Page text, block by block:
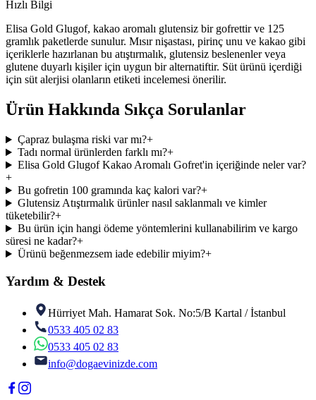
Hızlı Bilgi
Elisa Gold Glugof, kakao aromalı glutensiz bir gofrettir ve 125
gramlık paketlerde sunulur. Mısır nişastası, pirinç unu ve kakao gibi
içeriklerle hazırlanan bu atıştırmalık, glutensiz beslenenler veya
glutene duyarlı kişiler için uygun bir alternatiftir. Süt ürünü içerdiği
için süt alerjisi olanların etiketi incelemesi önerilir.
Ürün Hakkında Sıkça Sorulanlar
Çapraz bulaşma riski var mı?+
Tadı normal ürünlerden farklı mı?+
Elisa Gold Glugof Kakao Aromalı Gofret'in içeriğinde neler var?
+
Bu gofretin 100 gramında kaç kalori var?+
Glutensiz Atıştırmalık ürünler nasıl saklanmalı ve kimler
tüketebilir?+
Bu ürün için hangi ödeme yöntemlerini kullanabilirim ve kargo
süresi ne kadar?+
Ürünü beğenmezsem iade edebilir miyim?+
Yardım & Destek
Hürriyet Mah. Hamarat Sok. No:5/B Kartal / İstanbul
0533 405 02 83
0533 405 02 83
info@dogaevinizde.com